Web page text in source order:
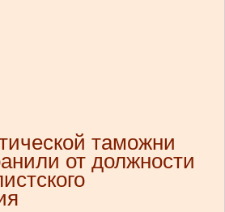
таможни
от должности